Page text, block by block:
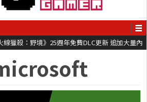
線獵殺：野境》25週年免費DLC更新 追加大量內
超平價折扣